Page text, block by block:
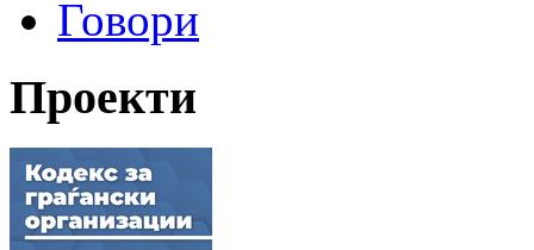
Говори
Проекти